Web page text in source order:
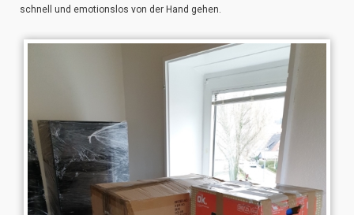
schnell und emotionslos von der Hand gehen.